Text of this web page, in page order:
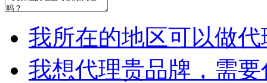
我所在的地区可以做
我想代理贵品牌，需